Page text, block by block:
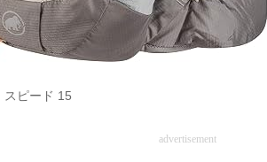
スピード 15
advertisement